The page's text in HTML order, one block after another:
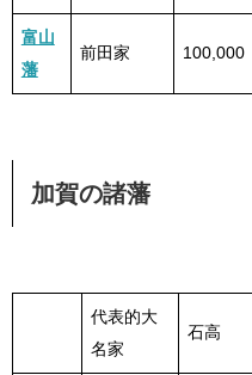
富山
藩
前田家 100,000
加賀の諸藩
代表的大
名家
石高